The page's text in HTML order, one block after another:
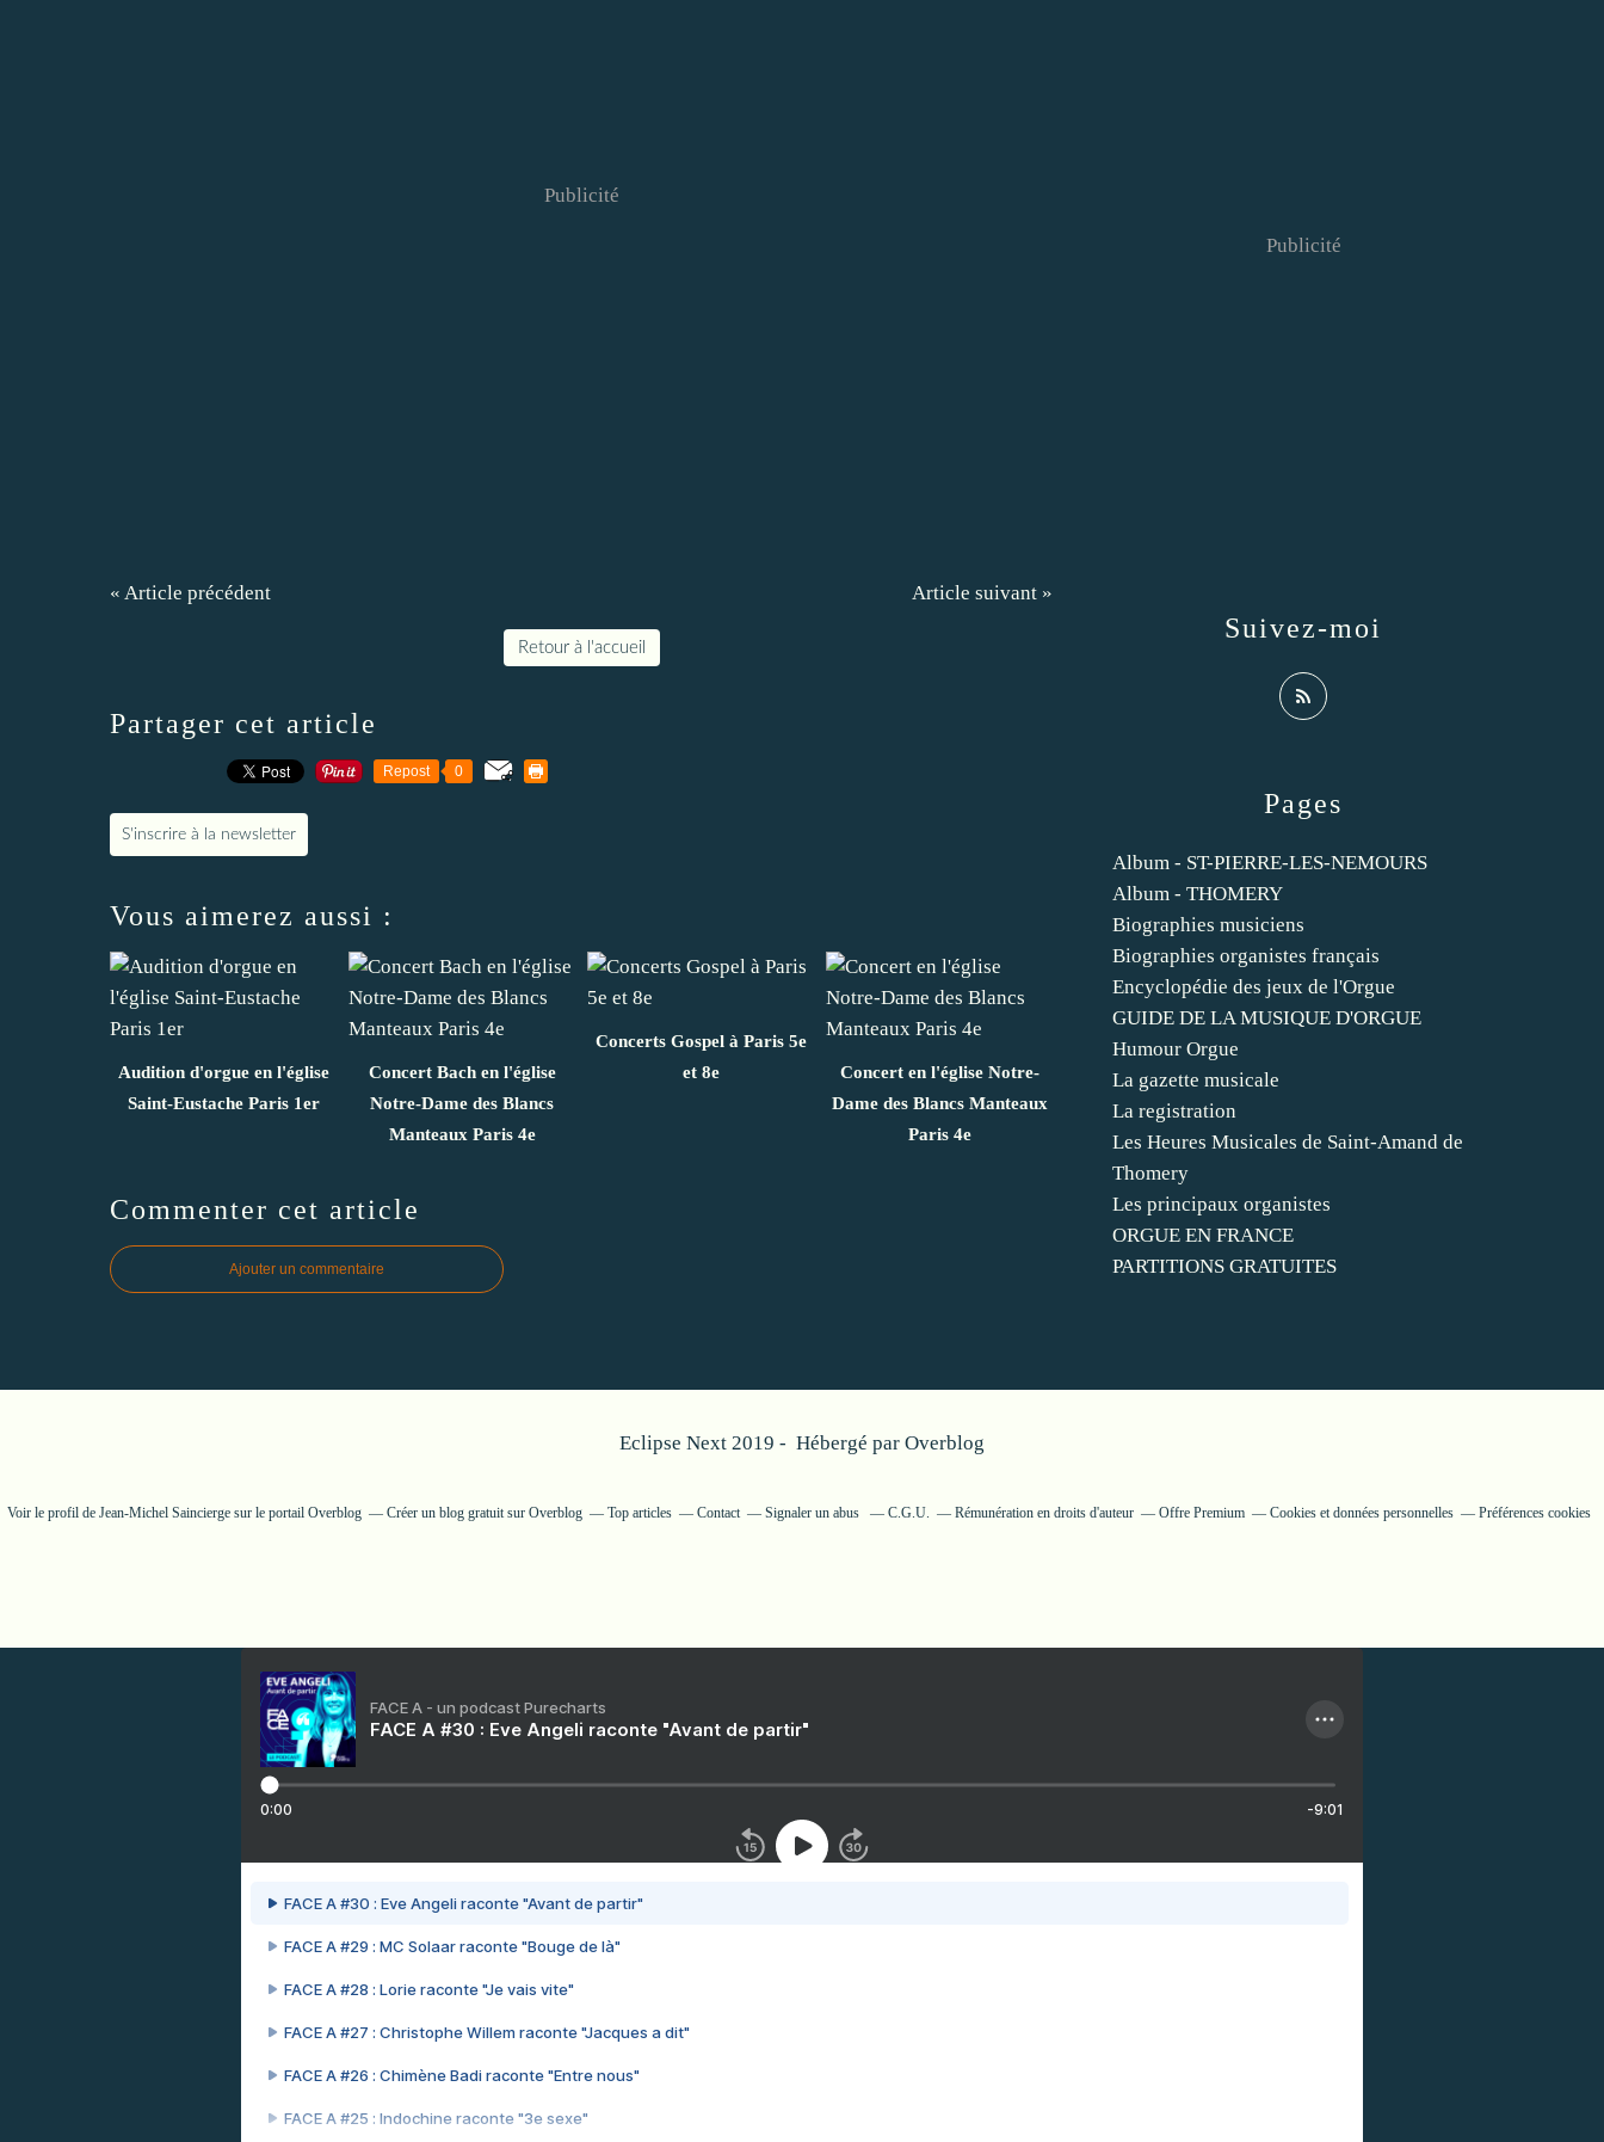
Publicité
« Article précédent Article suivant »
Retour à l'accueil
Partager cet article
Repost 0
S'inscrire à la newsletter
Vous aimerez aussi :
Audition d'orgue en l'église
Saint-Eustache Paris 1er
Concert Bach en l'église
Notre-Dame des Blancs
Manteaux Paris 4e
Concerts Gospel à Paris 5e
et 8e
Concert en l'église Notre-
Dame des Blancs Manteaux
Paris 4e
Commenter cet article
Ajouter un commentaire
Pages
Album - ST-PIERRE-LES-NEMOURS
Album - THOMERY
Biographies musiciens
Biographies organistes français
Encyclopédie des jeux de l'Orgue
GUIDE DE LA MUSIQUE D'ORGUE
Humour Orgue
La gazette musicale
La registration
Les Heures Musicales de Saint-Amand de
Thomery
Les principaux organistes
ORGUE EN FRANCE
PARTITIONS GRATUITES
Suivez-moi
Publicité
Eclipse Next 2019 - Hébergé par Overblog
Voir le profil de Jean-Michel Sainciergesur le portail Overblog Créer un blog gratuit sur Overblog Top articles Contact Signaler un abus C.G.U. Rémunération en droits d'auteur Offre Premium Cookies et données personnelles Préférences cookies
FACE A - un podcast Purecharts
FACE A #30 : Eve Angeli raconte "Avant de partir"
0:00 -9:01
FACE A #30 : Eve Angeli raconte "Avant de partir"
FACE A #29 : MC Solaar raconte "Bouge de là"
FACE A #28 : Lorie raconte "Je vais vite"
FACE A #27 : Christophe Willem raconte "Jacques a dit"
FACE A #26 : Chimène Badi raconte "Entre nous"
FACE A #25 : Indochine raconte "3e sexe"